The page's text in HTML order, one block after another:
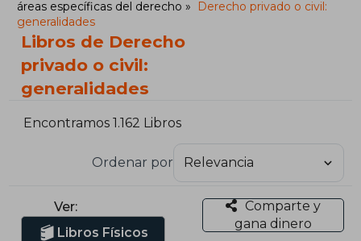
áreas específicas del derecho
Derecho privado o civil:
generalidades
Libros de Derecho
privado o civil:
generalidades
Encontramos 1.162 Libros
Ordenar por
Ver:
Libros Físicos
Comparte y
gana dinero